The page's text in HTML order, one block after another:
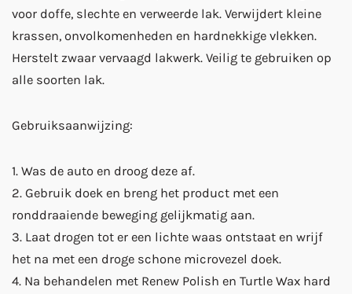
voor doffe, slechte en verweerde lak. Verwijdert kleine
krassen, onvolkomenheden en hardnekkige vlekken.
Herstelt zwaar vervaagd lakwerk. Veilig te gebruiken op
alle soorten lak.
Gebruiksaanwijzing:
1. Was de auto en droog deze af.
2. Gebruik doek en breng het product met een
ronddraaiende beweging gelijkmatig aan.
3. Laat drogen tot er een lichte waas ontstaat en wrijf
het na met een droge schone microvezel doek.
4. Na behandelen met Renew Polish en Turtle Wax hard